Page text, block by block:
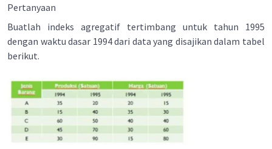
Pertanyaan
Buatlah indeks agregatif tertimbang untuk tahun 1995
dengan waktu dasar 1994 dari data yang disajikan dalam tabel
berikut.